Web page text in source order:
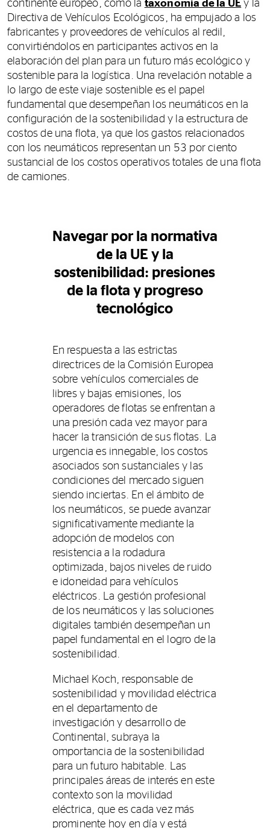
continente europeo, como la taxonomía de la UE y la
Directiva de Vehículos Ecológicos, ha empujado a los
fabricantes y proveedores de vehículos al redil,
convirtiéndolos en participantes activos en la
elaboración del plan para un futuro más ecológico y
sostenible para la logística. Una revelación notable a
lo largo de este viaje sostenible es el papel
fundamental que desempeñan los neumáticos en la
configuración de la sostenibilidad y la estructura de
costos de una flota, ya que los gastos relacionados
con los neumáticos representan un 53 por ciento
sustancial de los costos operativos totales de una flota
de camiones.
Navegar por la normativa
de la UE y la
sostenibilidad: presiones
de la flota y progreso
tecnológico
En respuesta a las estrictas
directrices de la Comisión Europea
sobre vehículos comerciales de
libres y bajas emisiones, los
operadores de flotas se enfrentan a
una presión cada vez mayor para
hacer la transición de sus flotas. La
urgencia es innegable, los costos
asociados son sustanciales y las
condiciones del mercado siguen
siendo inciertas. En el ámbito de
los neumáticos, se puede avanzar
significativamente mediante la
adopción de modelos con
resistencia a la rodadura
optimizada, bajos niveles de ruido
e idoneidad para vehículos
eléctricos. La gestión profesional
de los neumáticos y las soluciones
digitales también desempeñan un
papel fundamental en el logro de la
sostenibilidad.
Michael Koch, responsable de
sostenibilidad y movilidad eléctrica
en el departamento de
investigación y desarrollo de
Continental, subraya la
omportancia de la sostenibilidad
para un futuro habitable. Las
principales áreas de interés en este
contexto son la movilidad
eléctrica, que es cada vez más
prominente hoy en día y está